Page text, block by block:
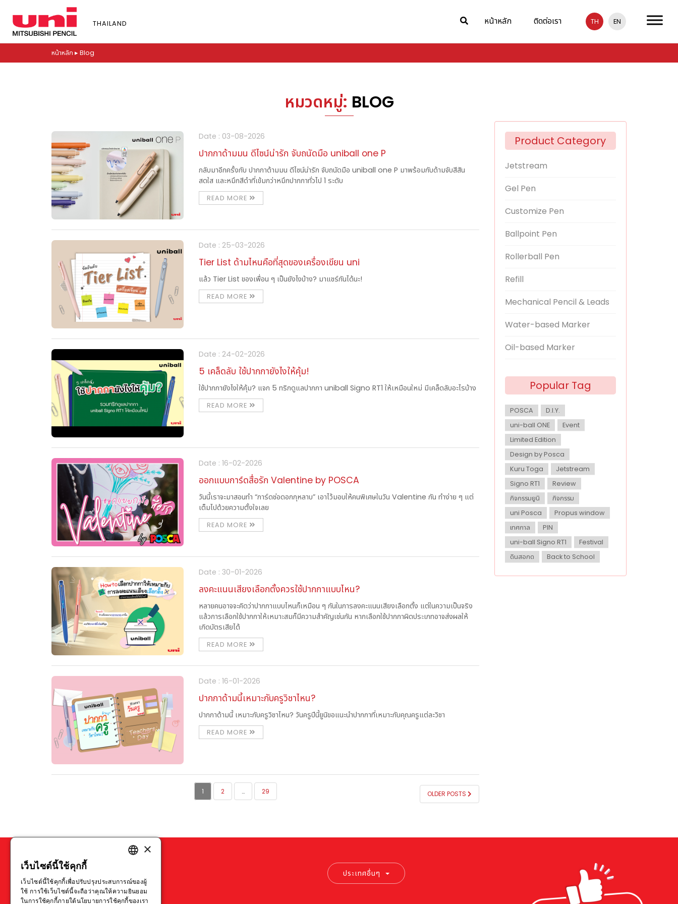
p
o
THAILAND TH EN
หน้าหลัก ติดต่อเรา
หน้าหลัก ▸Blog
หมวดหมู่: BLOG
Date : 03-08-2026
ปากกาด้ามมน ดีไซน์น่ารัก จับถนัดมือ uniball one P
กลับมาอีกครั้งกับ ปากกาด้ามมน ดีไซน์น่ารัก จับถนัดมือ uniball one P มาพร้อมกับด้ามจับสีสัน
สดใส และหมึกสีดำที่เข้มกว่าหมึกปากกาทั่วไป 1 ระดับ
READ MORE
Date : 25-03-2026
Tier List ด้ามไหนคือที่สุดของเครื่องเขียน uni
แล้ว Tier List ของเพื่อน ๆ เป็นยังไงบ้าง? มาแชร์กันได้นะ!
READ MORE
Date : 24-02-2026
5 เคล็ดลับ ใช้ปากกายังไงให้คุ้ม!
ใช้ปากกายังไงให้คุ้ม? แจก 5 ทริกดูแลปากกา uniball Signo RT1 ให้เหมือนใหม่ มีเคล็ดลับอะไรบ้าง
READ MORE
Date : 16-02-2026
ออกแบบการ์ดสื่อรัก Valentine by POSCA
วันนี้เราจะมาสอนทำ “การ์ดช่อดอกกุหลาบ” เอาไว้มอบให้คนพิเศษในวัน Valentine กัน ทำง่าย ๆ แต่
เต็มไปด้วยความตั้งใจเลย
READ MORE
Date : 30-01-2026
ลงคะแนนเสียงเลือกตั้งควรใช้ปากกาแบบไหน?
หลายคนอาจจะคิดว่าปากกาแบบไหนก็เหมือน ๆ กันในการลงคะแนนเสียงเลือกตั้ง แต่ในความเป็นจริง
แล้วการเลือกใช้ปากกาให้เหมาะสมก็มีความสำคัญเช่นกัน หากเลือกใช้ปากกาผิดประเภทอาจส่งผลให้
เกิดบัตรเสียได้
READ MORE
Date : 16-01-2026
ปากกาด้ามนี้เหมาะกับครูวิชาไหน?
ปากกาด้ามนี้ เหมาะกับครูวิชาไหน? วันครูปีนี้ยูนิขอแนะนำปากกาที่เหมาะกับคุณครูแต่ละวิชา
READ MORE
1 2 … 29 OLDER POSTS
Product Category
Jetstream
Gel Pen
Customize Pen
Ballpoint Pen
Rollerball Pen
Refill
Mechanical Pencil & Leads
Water-based Marker
Oil-based Marker
Popular Tag
POSCA
D.I.Y.
uni-ball ONE
Event
Limited Edition
Design by Posca
Kuru Toga
Jetstream
Signo RT1
Review
กิจกรรมยูนิ
กิจกรรม
uni Posca
Propus window
เทศกาล
PIN
uni-ball Signo RT1
Festival
ดินสอกด
Back to School
ประเทศอื่นๆ
THAI
×
เว็บไซต์นี้ใช้คุกกี้
เว็บไซต์นี้ใช้คุกกี้เพื่อปรับปรุงประสบการณ์ของผู้
ใช้ การใช้เว็บไซต์นี้จะถือว่าคุณให้ความยินยอม
ในการใช้คุกกี้ภายใต้นโยบายการใช้คุกกี้ของเรา